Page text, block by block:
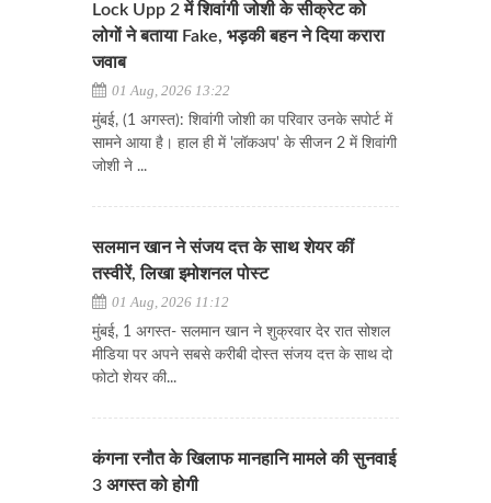
Lock Upp 2 में शिवांगी जोशी के सीक्रेट को
लोगों ने बताया Fake, भड़की बहन ने दिया करारा
जवाब
01 Aug, 2026 13:22
मुंबई, (1 अगस्त): शिवांगी जोशी का परिवार उनके सपोर्ट में
सामने आया है। हाल ही में 'लॉकअप' के सीजन 2 में शिवांगी
जोशी ने ...
सलमान खान ने संजय दत्त के साथ शेयर कीं
तस्वीरें, लिखा इमोशनल पोस्ट
01 Aug, 2026 11:12
मुंबई, 1 अगस्त- सलमान खान ने शुक्रवार देर रात सोशल
मीडिया पर अपने सबसे करीबी दोस्त संजय दत्त के साथ दो
फोटो शेयर की...
कंगना रनौत के खिलाफ मानहानि मामले की सुनवाई
3 अगस्त को होगी